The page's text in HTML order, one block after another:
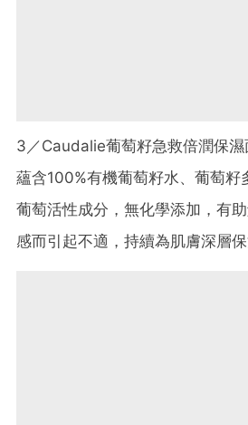
3／Caudalie葡萄籽急救倍潤保
蘊含100%有機葡萄籽水、葡萄籽
葡萄活性成分，無化學添加，有
感而引起不適，持續為肌膚深層保